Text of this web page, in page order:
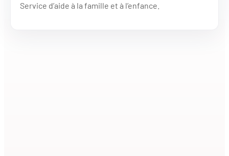
Service d’aide à la famille et à l’enfance.